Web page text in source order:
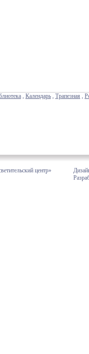
, Календарь , Трапезная ,
центр»